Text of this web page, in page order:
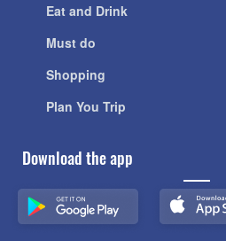
Eat and Drink
Must do
Shopping
Plan You Trip
Download the app